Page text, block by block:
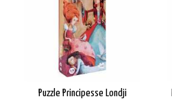
Puzzle Principesse Londji